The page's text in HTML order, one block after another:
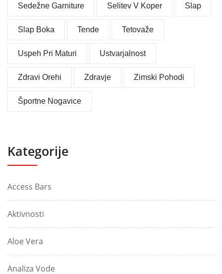
Sedežne Garniture Selitev V Koper Slap
Slap Boka Tende Tetovaže
Uspeh Pri Maturi Ustvarjalnost
Zdravi Orehi Zdravje Zimski Pohodi
Športne Nogavice
Kategorije
Access Bars
Aktivnosti
Aloe Vera
Analiza Vode